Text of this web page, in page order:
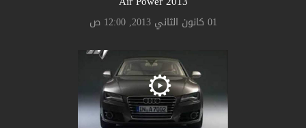
01 كانون الثاني 2013, 12:00 ص